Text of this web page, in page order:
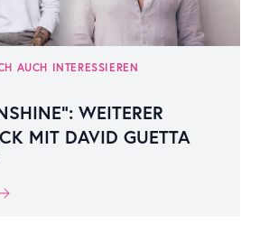
AUCH INTERESSIEREN
WEITERER
MIT DAVID GUETTA